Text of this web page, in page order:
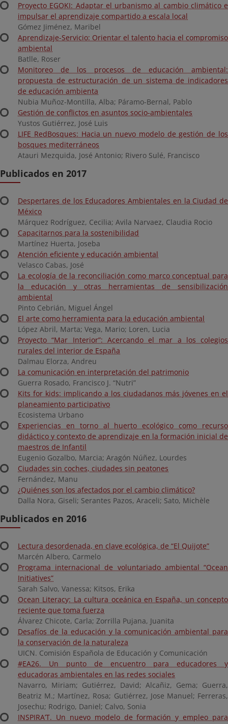
Proyecto EGOKI: Adaptar el urbanismo al cambio climático e
impulsar el aprendizaje compartido a escala local
Gómez Jiménez, Maribel
Aprendizaje-Servicio: Orientar el talento hacia el compromiso
ambiental
Batlle, Roser
Monitoreo de los procesos de educación ambiental:
propuesta de estructuración de un sistema de indicadores
de educación ambienta
Nubia Muñoz-Montilla, Alba; Páramo-Bernal, Pablo
Gestión de conflictos en asuntos socio-ambientales
Yustos Gutiérrez, José Luis
LIFE RedBosques: Hacia un nuevo modelo de gestión de los
bosques mediterráneos
Atauri Mezquida, José Antonio; Rivero Sulé, Francisco
Publicados en 2017
Despertares de los Educadores Ambientales en la Ciudad de
México
Márquez Rodríguez, Cecilia; Avila Narvaez, Claudia Rocio
Capacitarnos para la sostenibilidad
Martínez Huerta, Joseba
Atención eficiente y educación ambiental
Velasco Cabas, José
La ecología de la reconciliación como marco conceptual para
la educación y otras herramientas de sensibilización
ambiental
Pinto Cebrián, Miguel Ángel
El arte como herramienta para la educación ambiental
López Abril, Marta; Vega, Mario; Loren, Lucia
Proyecto “Mar Interior”: Acercando el mar a los colegios
rurales del interior de España
Dalmau Elorza, Andreu
La comunicación en interpretación del patrimonio
Guerra Rosado, Francisco J. “Nutri”
Kits for kids: implicando a los ciudadanos más jóvenes en el
planeamiento participativo
Ecosistema Urbano
Experiencias en torno al huerto ecológico como recurso
didáctico y contexto de aprendizaje en la formación inicial de
maestros de Infantil
Eugenio Gozalbo, Marcia; Aragón Núñez, Lourdes
Ciudades sin coches, ciudades sin peatones
Fernández, Manu
¿Quiénes son los afectados por el cambio climático?
Dalla Nora, Giseli; Serantes Pazos, Araceli; Sato, Michèle
Publicados en 2016
Lectura desordenada, en clave ecológica, de “El Quijote”
Marcén Albero, Carmelo
Programa internacional de voluntariado ambiental “Ocean
Initiatives”
Sarah Salvo, Vanessa; Kitsos, Erika
Ocean Literacy: La cultura oceánica en España, un concepto
reciente que toma fuerza
Álvarez Chicote, Carla; Zorrilla Pujana, Juanita
Desafíos de la educación y la comunicación ambiental para
la conservación de la naturaleza
UICN. Comisión Española de Educación y Comunicación
#EA26. Un punto de encuentro para educadores y
educadoras ambientales en las redes sociales
Navarro, Miriam; Gutiérrez, David; Alcañiz, Gema; Guerra,
Beatriz M.; Martínez, Rosa; Gutiérrez, Jose Manuel; Ferreras,
Josechu; Rodrigo, Daniel; Calvo, Sonia
INSPIRA’T. Un nuevo modelo de formación y empleo para